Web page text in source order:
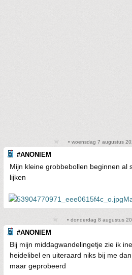
• woensdag 7 augustus
#ANONIEM
Mijn kleine grobbebollen beginnen al
lijken
• donderdag 8 augustus
#ANONIEM
Bij mijn middagwandelingetje zie ik
heidelibel en uiteraard niks bij me
maar geprobeerd